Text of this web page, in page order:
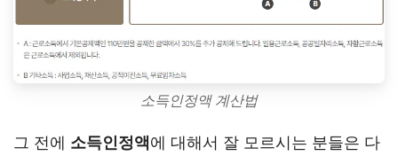
소득인정액 계산법
그 전에 소득인정액에 대해서 잘 모르시는 분들은 다